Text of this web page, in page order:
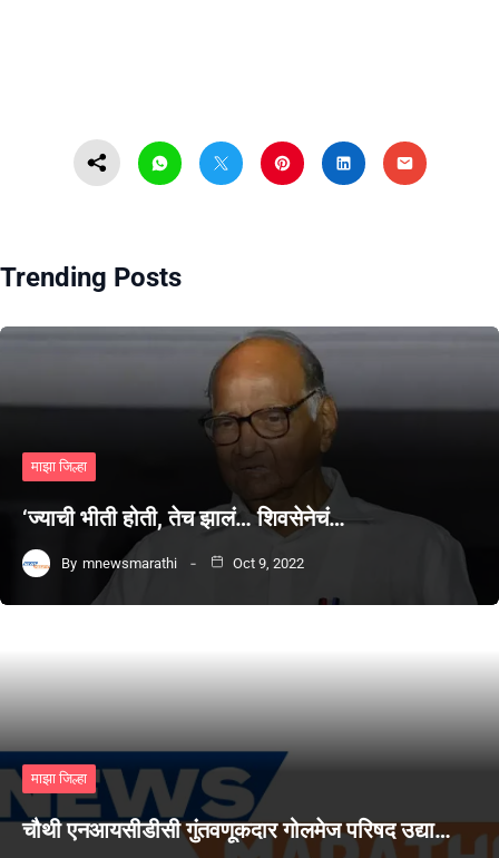
Trending Posts
माझा जिल्हा
‘ज्याची भीती होती, तेच झालं… शिवसेनेचं…
By mnewsmarathi Oct 9, 2022
माझा जिल्हा
चौथी एनआयसीडीसी गुंतवणूकदार गोलमेज परिषद उद्या…